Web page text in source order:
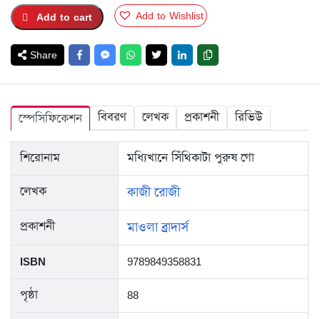
TK.160.TK.120.
Add to cart Add to Wishlist
Share
স্পেসিফিকেশন বিবরণ লেখক প্রকাশনী রিভিউ
শিরোনাম মধ্যিখানে সিঁথিকাটা পুরুষ গো
লেখক কাজী রোজী
প্রকাশনী মাওলা ব্রাদার্স
ISBN 9789849358831
পৃষ্ঠা 88